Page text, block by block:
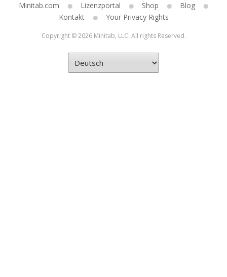
Minitab.com Lizenzportal Shop
Blog
Kontakt
Your Privacy Rights
Copyright © 2026 Minitab, LLC. All rights Reserved.